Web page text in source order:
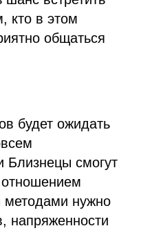
кто в этом
общаться
будет ожидать
Близнецы смогут
нужно
напряженности